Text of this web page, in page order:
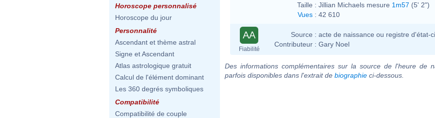
Horoscope personnalisé
Horoscope du jour
Personnalité
Ascendant et thème astral
Signe et Ascendant
Atlas astrologique gratuit
Calcul de l'élément dominant
Les 360 degrés symboliques
Compatibilité
Compatibilité de couple
Taille : Jillian Michaels mesure 1m57 (5' 2")
Vues : 42 610
AA
Fiabilité
Source : acte de naissance ou registre d'état-
Contributeur : Gary Noel
Des informations complémentaires sur la source de l'heure de
parfois disponibles dans l'extrait de biographie ci-dessous.